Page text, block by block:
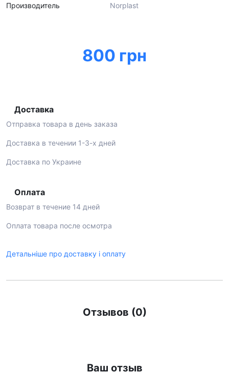
Производитель Norplast
800 грн
Доставка
Отправка товара в день заказа
Доставка в течении 1-3-х дней
Доставка по Украине
Оплата
Возврат в течение 14 дней
Оплата товара после осмотра
Детальніше про доставку і оплату
Отзывов (0)
Ваш отзыв